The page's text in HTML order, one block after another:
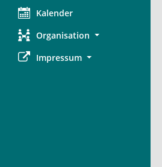
Kalender
Organisation
Impressum